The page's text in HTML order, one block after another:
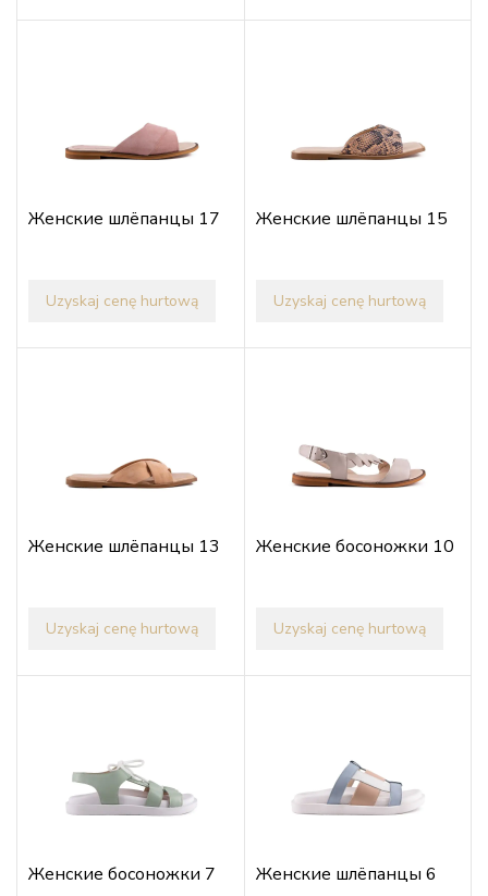
Женские шлёпанцы 17
Uzyskaj cenę hurtową
Женские шлёпанцы 15
Uzyskaj cenę hurtową
Женские шлёпанцы 13
Uzyskaj cenę hurtową
Женские босоножки 10
Uzyskaj cenę hurtową
Женские босоножки 7 Женские шлёпанцы 6